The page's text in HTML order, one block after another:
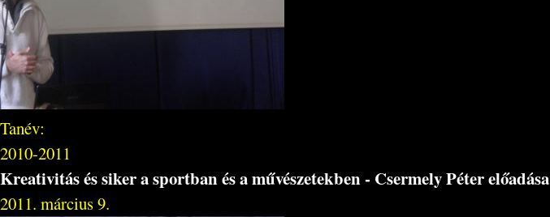
Tanév:
2010-2011
Kreativitás és siker a sportban és a művészetekben - Csermely Péter előadása
2011. március 9.